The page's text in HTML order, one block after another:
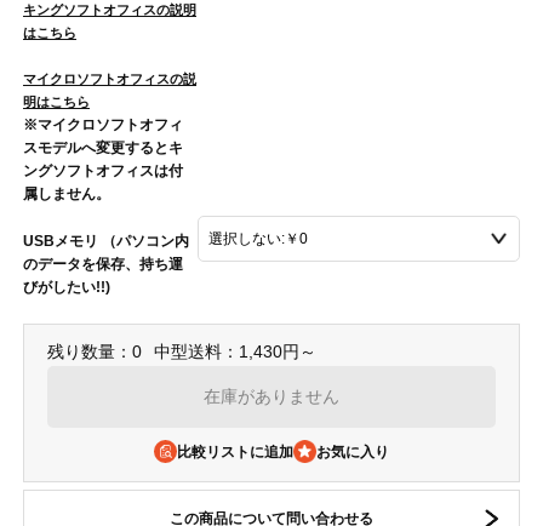
キングソフトオフィスの説明
はこちら
マイクロソフトオフィスの説
明はこちら
※マイクロソフトオフィ
スモデルへ変更するとキ
ングソフトオフィスは付
属しません。
USBメモリ （パソコン内
のデータを保存、持ち運
びがしたい!!)
残り数量：0 中型送料：1,430円～
在庫がありません
比較リストに追加
この商品について問い合わせる